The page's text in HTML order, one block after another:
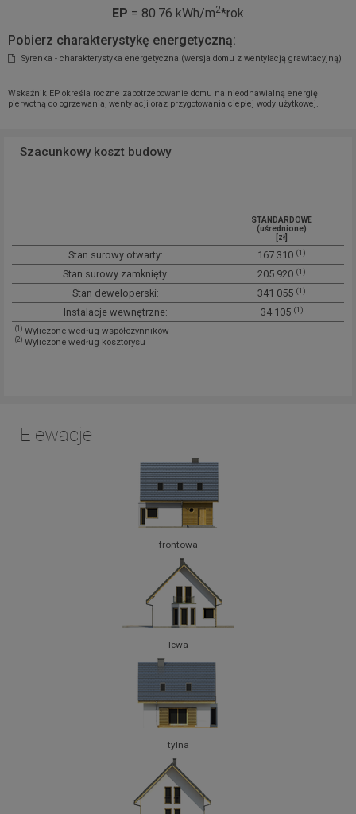
EP = 80.76 kWh/m2*rok
Pobierz charakterystykę energetyczną:
Syrenka - charakterystyka energetyczna (wersja domu z wentylacją grawitacyjną)
Wskaźnik EP określa roczne zapotrzebowanie domu na nieodnawialną energię
pierwotną do ogrzewania, wentylacji oraz przygotowania ciepłej wody użytkowej.
Szacunkowy koszt budowy
STANDARDOWE
(uśrednione)
[zł]
Stan surowy otwarty: 167 310 (1)
Stan surowy zamknięty: 205 920 (1)
Stan deweloperski: 341 055 (1)
Instalacje wewnętrzne: 34 105 (1)
(1) Wyliczone według współczynników
(2) Wyliczone według kosztorysu
Elewacje
frontowa
lewa
tylna